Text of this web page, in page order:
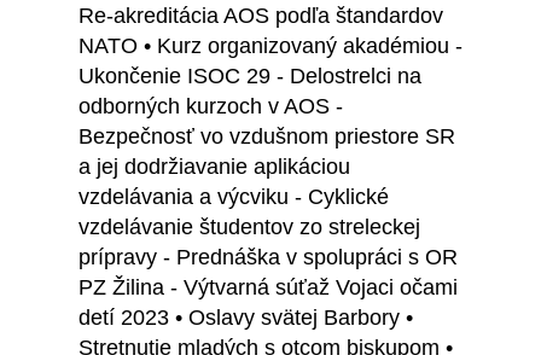
Re-akreditácia AOS podľa štandardov
NATO • Kurz organizovaný akadémiou -
Ukončenie ISOC 29 - Delostrelci na
odborných kurzoch v AOS -
Bezpečnosť vo vzdušnom priestore SR
a jej dodržiavanie aplikáciou
vzdelávania a výcviku - Cyklické
vzdelávanie študentov zo streleckej
prípravy - Prednáška v spolupráci s OR
PZ Žilina - Výtvarná súťaž Vojaci očami
detí 2023 • Oslavy svätej Barbory •
Stretnutie mladých s otcom biskupom •